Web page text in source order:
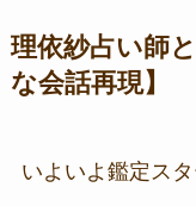
理依紗占い師
な会話再現】
いよいよ鑑定スタ